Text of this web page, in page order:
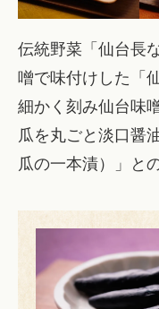
伝統野菜「仙台長
噌で味付けした「
細かく刻み仙台味
瓜を丸ごと淡口醤
瓜の一本漬）」と